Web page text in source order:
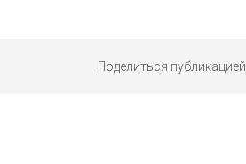
Поделиться публикацией